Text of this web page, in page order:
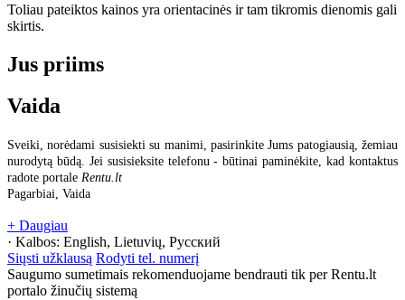
Toliau pateiktos kainos yra orientacinės ir tam tikromis dienomis gali
skirtis.
Jus priims
Vaida
Sveiki, norėdami susisiekti su manimi, pasirinkite Jums patogiausią, žemiau
nurodytą būdą. Jei susisieksite telefonu - būtinai paminėkite, kad kontaktus
radote portale Rentu.lt
Pagarbiai, Vaida
+ Daugiau
· Kalbos: English, Lietuvių, Русский
Siųsti užklausą Rodyti tel. numerį
Saugumo sumetimais rekomenduojame bendrauti tik per Rentu.lt
portalo žinučių sistemą